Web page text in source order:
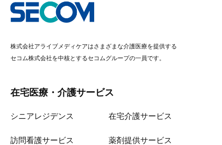
株式会社アライブメディケアはさまざまな介護医療を提供する
セコム株式会社を中核とするセコムグループの一員です。
在宅医療・介護サービス
シニアレジデンス 在宅介護サービス
訪問看護サービス 薬剤提供サービス